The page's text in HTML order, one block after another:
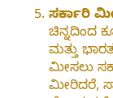
ಸರ್ಕಾರಿ
ಚಿನ್ನದಿಂದ
ಮತ್ತು
ಮೀಸಲು
ಮೀರಿದರೆ,